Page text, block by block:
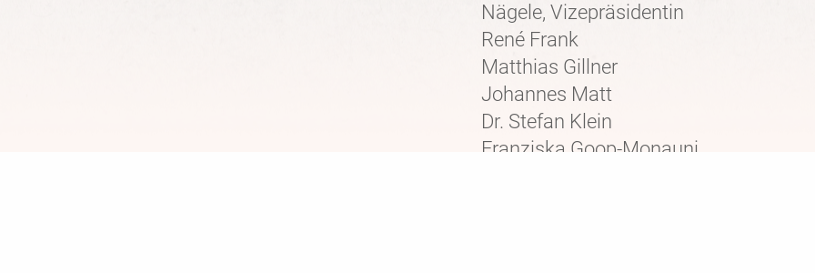
Nägele, Vizepräsidentin
René Frank
Matthias Gillner
Johannes Matt
Dr. Stefan Klein
Franziska Goop-Monauni